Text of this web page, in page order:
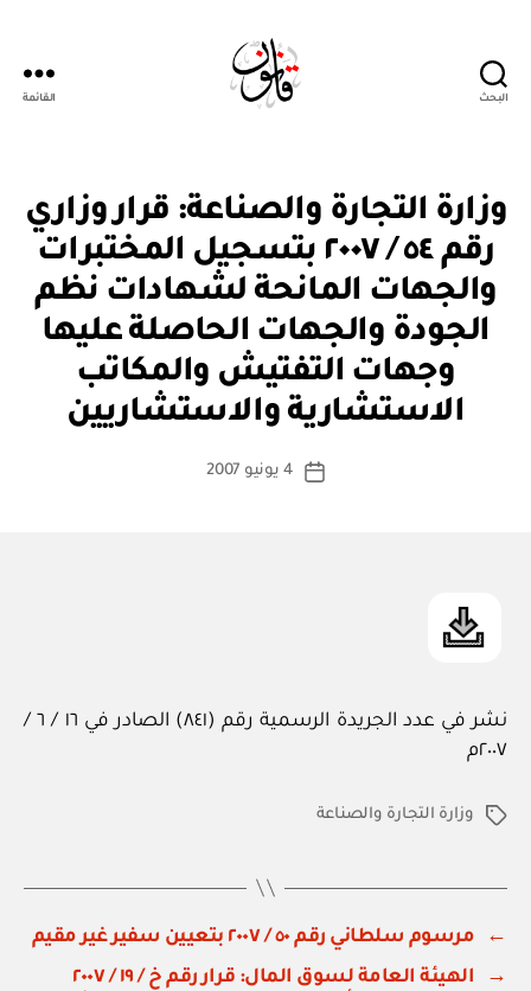
البحث القائمة
التصنيفاتق
روزارة التجارة والصناعة: قرار وزاري
رقم ٥٤ / ٢٠٠٧ بتسجيل المختبرات
والجهات المانحة لشهادات نظم
الجودة والجهات الحاصلة عليها
وجهات التفتيش والمكاتب
الاستشارية والاستشاريين
كاتب
بو
س
ة
تاريخ
4 يونيو 2007
نشر في عدد الجريدة الرسمية رقم (٨٤١) الصادر في ١٦ / ٦ /
٢٠٠٧م
الوسوموزارة التجارة والصناعة
←
مرسوم سلطاني رقم ٥٠ / ٢٠٠٧ بتعيين سفير غير مقيم
→
الهيئة العامة لسوق المال: قرار رقم خ / ١٩ / ٢٠٠٧